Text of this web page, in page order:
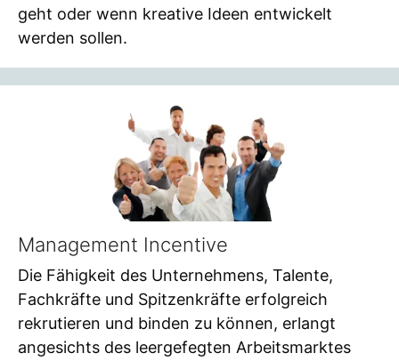
geht oder wenn kreative Ideen entwickelt
werden sollen.
Management Incentive
Die Fähigkeit des Unternehmens, Talente,
Fachkräfte und Spitzenkräfte erfolgreich
rekrutieren und binden zu können, erlangt
angesichts des leergefegten Arbeitsmarktes